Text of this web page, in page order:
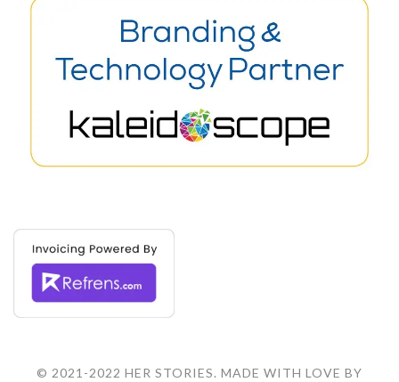
© 2021-2022 HER STORIES. MADE WITH LOVE BY